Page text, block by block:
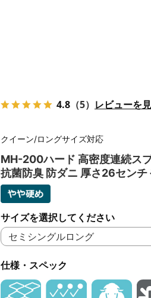
4.8 （5） レビューを
クイーン/ロングサイズ対応
MH-200ハード 高密度連続ス
抗菌防臭 防ダニ 厚さ26センチ
サイズを選択してください
仕様・スペック